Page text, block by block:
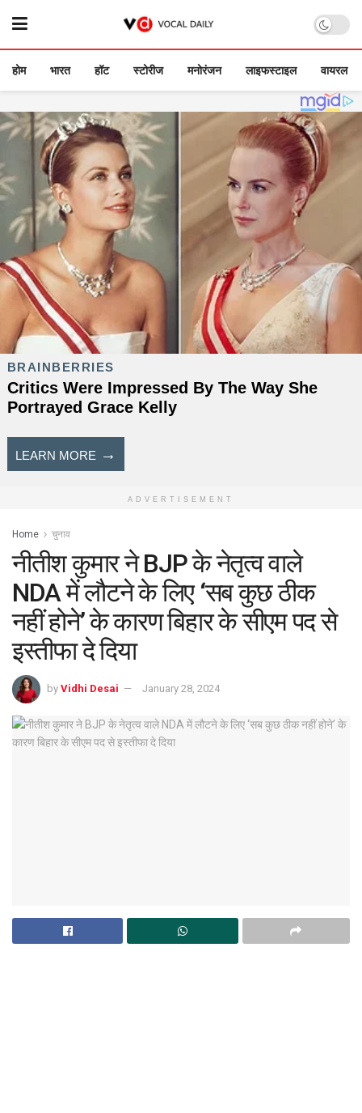
होम भारत हॉट स्टोरीज मनोरंजन लाइफस्टाइल वायरल
ADVERTISEMENT
Home चुनाव
नीतीश कुमार ने BJP के नेतृत्व वाले
NDA में लौटने के लिए ‘सब कुछ ठीक
नहीं होने’ के कारण बिहार के सीएम पद से
इस्तीफा दे दिया
by Vidhi Desai January 28, 2024